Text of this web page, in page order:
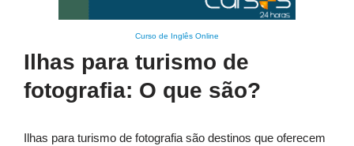
Curso de Inglês Online
Ilhas para turismo de
fotografia: O que são?
Ilhas para turismo de fotografia são destinos que oferecem